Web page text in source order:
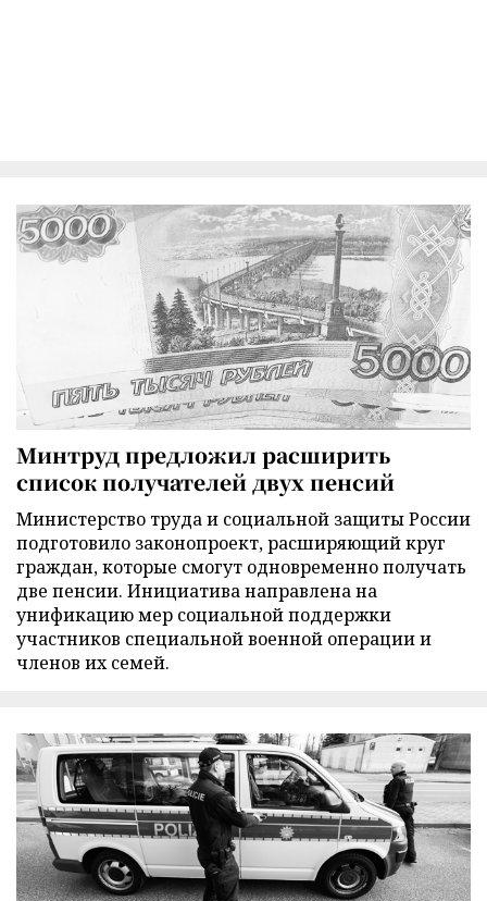
Минтруд предложил расширить
список получателей двух пенсий
Министерство труда и социальной защиты России
подготовило законопроект, расширяющий круг
граждан, которые смогут одновременно получать
две пенсии. Инициатива направлена на
унификацию мер социальной поддержки
участников специальной военной операции и
членов их семей.